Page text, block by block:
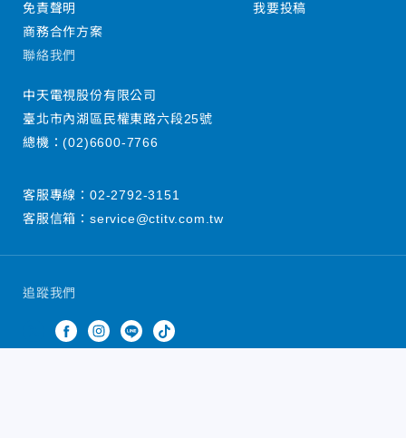
追蹤我們
免責聲明
商務合作方案
我要投稿
聯絡我們
中天電視股份有限公司
臺北市內湖區民權東路六段25號
總機：(02)6600-7766
客服專線： 02-2792-3151
客服信箱： service@ctitv.com.tw